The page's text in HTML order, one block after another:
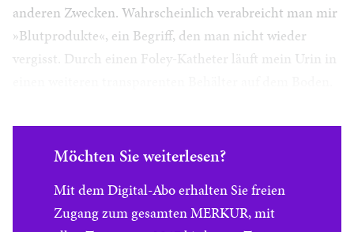
anderen Zwecken. Wahrscheinlich verabreicht man mir
»Blutprodukte«, ein Begriff, den man nicht wieder
vergisst. Durch einen Foley-Katheter läuft mein Urin in
Möchten Sie weiterlesen?
Mit dem Digital-Abo erhalten Sie freien
Zugang zum gesamten MERKUR, mit